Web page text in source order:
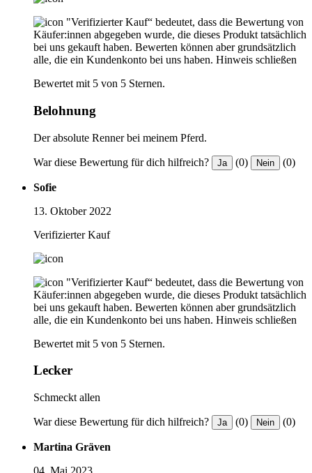
"Verifizierter Kauf“ bedeutet, dass die Bewertung von
Käufer:innen abgegeben wurde, die dieses Produkt tatsächlich
bei uns gekauft haben. Bewerten können aber grundsätzlich
alle, die ein Kundenkonto bei uns haben. Hinweis schließen
Bewertet mit 5 von 5 Sternen.
Belohnung
Der absolute Renner bei meinem Pferd.
War diese Bewertung für dich hilfreich? Ja (0) Nein (0)
Sofie
13. Oktober 2022
Verifizierter Kauf
"Verifizierter Kauf“ bedeutet, dass die Bewertung von
Käufer:innen abgegeben wurde, die dieses Produkt tatsächlich
bei uns gekauft haben. Bewerten können aber grundsätzlich
alle, die ein Kundenkonto bei uns haben. Hinweis schließen
Bewertet mit 5 von 5 Sternen.
Lecker
Schmeckt allen
War diese Bewertung für dich hilfreich? Ja (0) Nein (0)
Martina Gräven